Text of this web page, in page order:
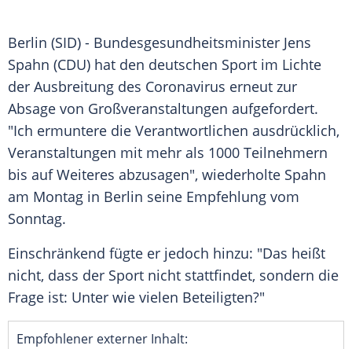
Berlin (SID) - Bundesgesundheitsminister Jens
Spahn (CDU) hat den deutschen Sport im Lichte
der Ausbreitung des Coronavirus erneut zur
Absage von Großveranstaltungen aufgefordert.
"Ich ermuntere die Verantwortlichen ausdrücklich,
Veranstaltungen mit mehr als 1000 Teilnehmern
bis auf Weiteres abzusagen", wiederholte Spahn
am Montag in Berlin seine Empfehlung vom
Sonntag.
Einschränkend fügte er jedoch hinzu: "Das heißt
nicht, dass der Sport nicht stattfindet, sondern die
Frage ist: Unter wie vielen Beteiligten?"
Empfohlener externer Inhalt: